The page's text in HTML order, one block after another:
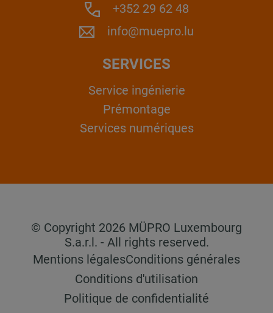
+352 29 62 48
info@muepro.lu
SERVICES
Service ingénierie
Prémontage
Services numériques
© Copyright 2026 MÜPRO Luxembourg
S.a.r.l. - All rights reserved.
Mentions légalesConditions générales
Conditions d'utilisation
Politique de confidentialité